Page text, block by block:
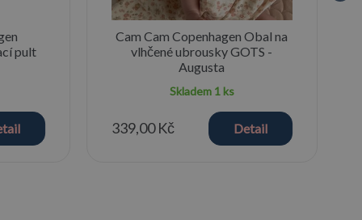
pult
Cam Cam Copenhagen Obal na
vlhčené ubrousky GOTS -
Augusta
Skladem 1 ks
339,00 Kč Detail